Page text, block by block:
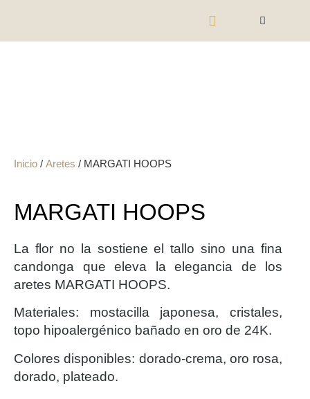
Inicio / Aretes / MARGATI HOOPS
MARGATI HOOPS
La flor no la sostiene el tallo sino una fina
candonga que eleva la elegancia de los
aretes MARGATI HOOPS.
Materiales: mostacilla japonesa, cristales,
topo hipoalergénico bañado en oro de 24K.
Colores disponibles: dorado-crema, oro rosa,
dorado, plateado.